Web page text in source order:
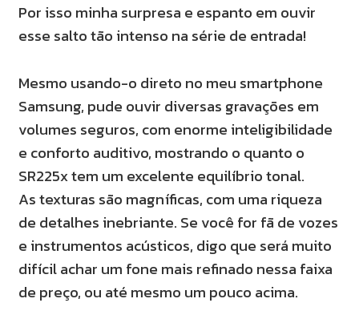
Por isso minha surpresa e espanto em ouvir
esse salto tão intenso na série de entrada!
Mesmo usando-o direto no meu smartphone
Samsung, pude ouvir diversas gravações em
volumes seguros, com enorme inteligibilidade
e conforto auditivo, mostrando o quanto o
SR225x tem um excelente equilíbrio tonal.
As texturas são magníficas, com uma riqueza
de detalhes inebriante. Se você for fã de vozes
e instrumentos acústicos, digo que será muito
difícil achar um fone mais refinado nessa faixa
de preço, ou até mesmo um pouco acima.